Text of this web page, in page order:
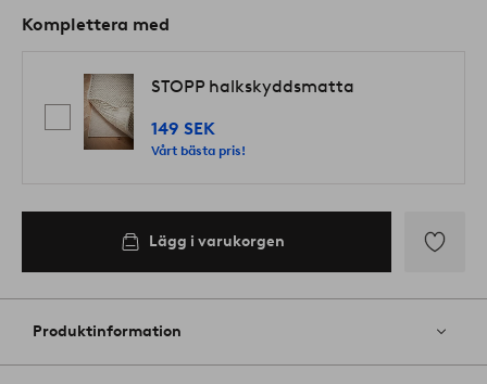
Komplettera med
STOPP halkskyddsmatta
149 SEK
Vårt bästa pris!
Lägg i varukorgen
till
favoriter
Produktinformation